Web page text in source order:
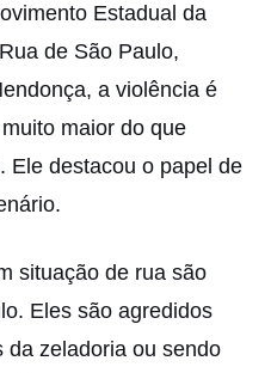
Estadual da
de São Paulo,
a violência é
maior do que
Ele destacou o papel de
situação de rua são
Eles são agredidos
da zeladoria ou sendo